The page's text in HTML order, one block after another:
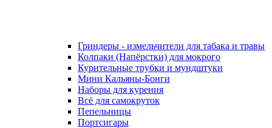
Гриндеры - измельчители для табака и травы
Колпаки (Напёрстки) для мокрого
Курительные трубки и мундштуки
Мини Кальяны-Бонги
Наборы для курения
Всё для самокруток
Пепельницы
Портсигары